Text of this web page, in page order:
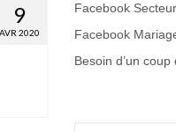
9
2020
Facebook Secteur
Facebook
Besoin d’un coup